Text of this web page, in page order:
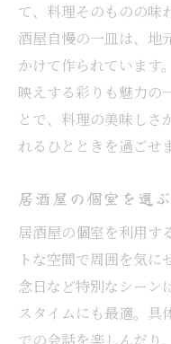
て、料理そのものの味
酒屋自慢の一皿は、地
かけて作られています
映えする彩りも魅力の
とで、料理の美味しさ
れるひとときを過ごせ
居酒屋の個室を選
居酒屋の個室を利用す
トな空間で周囲を気に
念日など特別なシーン
スタイムにも最適。具